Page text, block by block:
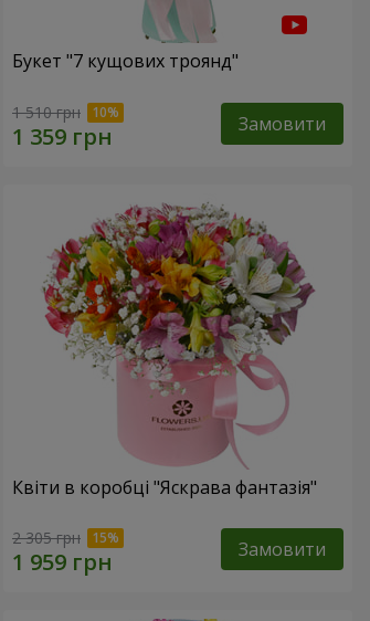
Букет "7 кущових троянд"
1 510 грн Замовити
Квіти в коробці "Яскрава фантазія"
2 305 грн Замовити